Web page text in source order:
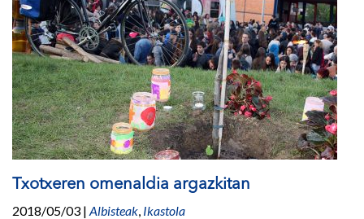
Txotxeren omenaldia argazkitan
2018/05/03 | Albisteak, Ikastola